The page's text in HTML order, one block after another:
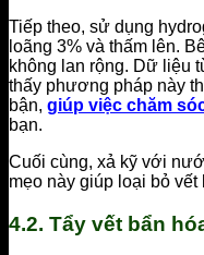
Tiếp theo, sử dụng
loãng 3% và thấm lên.
không lan rộng. Dữ liệu
thấy phương pháp này
bận, giúp việc chăm
bạn.
Cuối cùng, xả kỹ với
mẹo này giúp loại bỏ
4.2. Tẩy vết bẩn